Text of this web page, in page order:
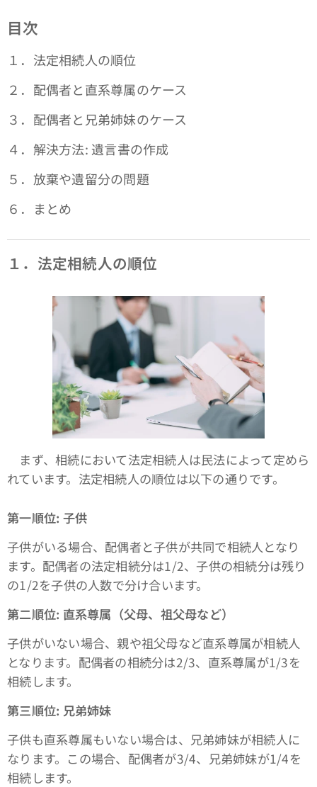
目次
１．法定相続人の順位
２．配偶者と直系尊属のケース
３．配偶者と兄弟姉妹のケース
４．解決方法: 遺言書の作成
５．放棄や遺留分の問題
６．まとめ
１．法定相続人の順位
まず、相続において法定相続人は民法によって定めら
れています。法定相続人の順位は以下の通りです。
第一順位: 子供
子供がいる場合、配偶者と子供が共同で相続人となり
ます。配偶者の法定相続分は1/2、子供の相続分は残り
の1/2を子供の人数で分け合います。
第二順位: 直系尊属（父母、祖父母など）
子供がいない場合、親や祖父母など直系尊属が相続人
となります。配偶者の相続分は2/3、直系尊属が1/3を
相続します。
第三順位: 兄弟姉妹
子供も直系尊属もいない場合は、兄弟姉妹が相続人に
なります。この場合、配偶者が3/4、兄弟姉妹が1/4を
相続します。